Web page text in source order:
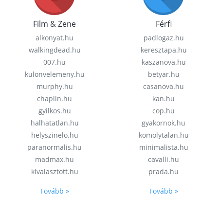
Film & Zene
alkonyat.hu
walkingdead.hu
007.hu
kulonvelemeny.hu
murphy.hu
chaplin.hu
gyilkos.hu
halhatatlan.hu
helyszinelo.hu
paranormalis.hu
madmax.hu
kivalasztott.hu
Tovább »
Férfi
padlogaz.hu
keresztapa.hu
kaszanova.hu
betyar.hu
casanova.hu
kan.hu
cop.hu
gyakornok.hu
komolytalan.hu
minimalista.hu
cavalli.hu
prada.hu
Tovább »